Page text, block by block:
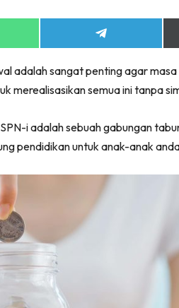
Share
on
adalah sangat penting agar
merealisasikan semua ini tanpa
i adalah sebuah gabungan
pendidikan untuk anak-anak